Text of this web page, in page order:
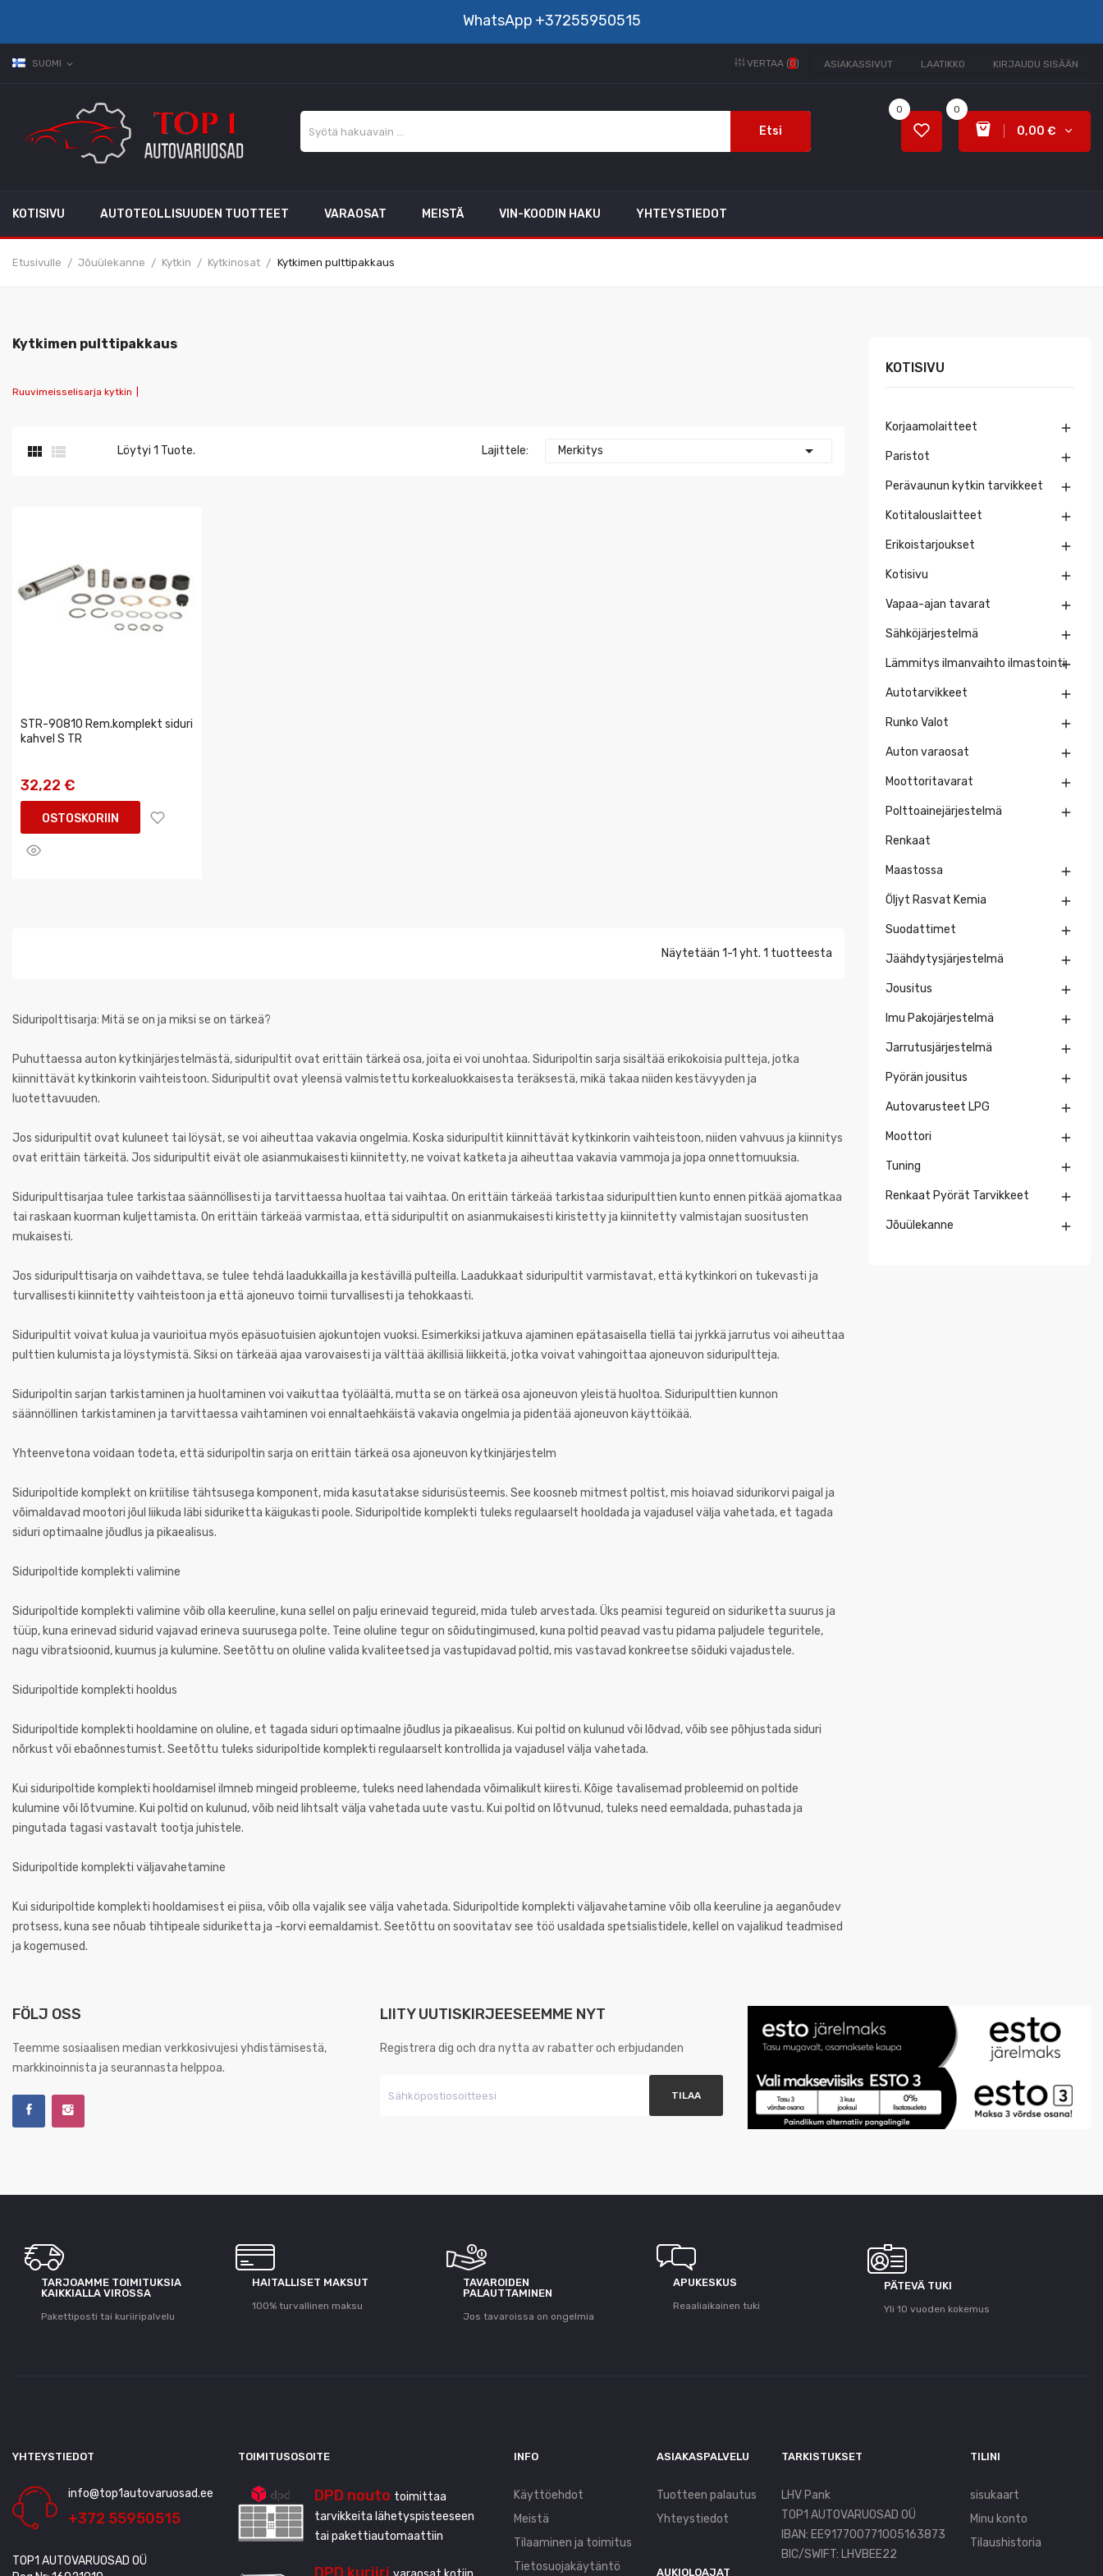
WhatsApp +37255950515
SUOMI expand_more ASIAKASSIVUT LAATIKKO KIRJAUDU SISÄÄN
VERTAA (0)
Etsi
0
0,00 €
0
KOTISIVU AUTOTEOLLISUUDEN TUOTTEET VARAOSAT MEISTÄ VIN-KOODIN HAKU YHTEYSTIEDOT
Etusivulle Jõuülekanne Kytkin Kytkinosat Kytkimen pulttipakkaus
Kytkimen pulttipakkaus
Ruuvimeisselisarja kytkin
  Löytyi 1 Tuote. Lajittele: Merkitys 
STR-90810 Rem.komplekt siduri
kahvel S TR
32,22 €
OSTOSKORIIN
Näytetään 1-1 yht. 1 tuotteesta
Siduripolttisarja: Mitä se on ja miksi se on tärkeä?
Puhuttaessa auton kytkinjärjestelmästä, siduripultit ovat erittäin tärkeä osa, joita ei voi unohtaa. Siduripoltin sarja sisältää erikokoisia pultteja, jotka
kiinnittävät kytkinkorin vaihteistoon. Siduripultit ovat yleensä valmistettu korkealuokkaisesta teräksestä, mikä takaa niiden kestävyyden ja
luotettavuuden.
Jos siduripultit ovat kuluneet tai löysät, se voi aiheuttaa vakavia ongelmia. Koska siduripultit kiinnittävät kytkinkorin vaihteistoon, niiden vahvuus ja kiinnitys
ovat erittäin tärkeitä. Jos siduripultit eivät ole asianmukaisesti kiinnitetty, ne voivat katketa ja aiheuttaa vakavia vammoja ja jopa onnettomuuksia.
Siduripulttisarjaa tulee tarkistaa säännöllisesti ja tarvittaessa huoltaa tai vaihtaa. On erittäin tärkeää tarkistaa siduripulttien kunto ennen pitkää ajomatkaa
tai raskaan kuorman kuljettamista. On erittäin tärkeää varmistaa, että siduripultit on asianmukaisesti kiristetty ja kiinnitetty valmistajan suositusten
mukaisesti.
Jos siduripulttisarja on vaihdettava, se tulee tehdä laadukkailla ja kestävillä pulteilla. Laadukkaat siduripultit varmistavat, että kytkinkori on tukevasti ja
turvallisesti kiinnitetty vaihteistoon ja että ajoneuvo toimii turvallisesti ja tehokkaasti.
Siduripultit voivat kulua ja vaurioitua myös epäsuotuisien ajokuntojen vuoksi. Esimerkiksi jatkuva ajaminen epätasaisella tiellä tai jyrkkä jarrutus voi aiheuttaa
pulttien kulumista ja löystymistä. Siksi on tärkeää ajaa varovaisesti ja välttää äkillisiä liikkeitä, jotka voivat vahingoittaa ajoneuvon siduripultteja.
Siduripoltin sarjan tarkistaminen ja huoltaminen voi vaikuttaa työläältä, mutta se on tärkeä osa ajoneuvon yleistä huoltoa. Siduripulttien kunnon
säännöllinen tarkistaminen ja tarvittaessa vaihtaminen voi ennaltaehkäistä vakavia ongelmia ja pidentää ajoneuvon käyttöikää.
Yhteenvetona voidaan todeta, että siduripoltin sarja on erittäin tärkeä osa ajoneuvon kytkinjärjestelm
Siduripoltide komplekt on kriitilise tähtsusega komponent, mida kasutatakse sidurisüsteemis. See koosneb mitmest poltist, mis hoiavad sidurikorvi paigal ja
võimaldavad mootori jõul liikuda läbi siduriketta käigukasti poole. Siduripoltide komplekti tuleks regulaarselt hooldada ja vajadusel välja vahetada, et tagada
siduri optimaalne jõudlus ja pikaealisus.
Siduripoltide komplekti valimine
Siduripoltide komplekti valimine võib olla keeruline, kuna sellel on palju erinevaid tegureid, mida tuleb arvestada. Üks peamisi tegureid on siduriketta suurus ja
tüüp, kuna erinevad sidurid vajavad erineva suurusega polte. Teine oluline tegur on sõidutingimused, kuna poltid peavad vastu pidama paljudele teguritele,
nagu vibratsioonid, kuumus ja kulumine. Seetõttu on oluline valida kvaliteetsed ja vastupidavad poltid, mis vastavad konkreetse sõiduki vajadustele.
Siduripoltide komplekti hooldus
Siduripoltide komplekti hooldamine on oluline, et tagada siduri optimaalne jõudlus ja pikaealisus. Kui poltid on kulunud või lõdvad, võib see põhjustada siduri
nõrkust või ebaõnnestumist. Seetõttu tuleks siduripoltide komplekti regulaarselt kontrollida ja vajadusel välja vahetada.
Kui siduripoltide komplekti hooldamisel ilmneb mingeid probleeme, tuleks need lahendada võimalikult kiiresti. Kõige tavalisemad probleemid on poltide
kulumine või lõtvumine. Kui poltid on kulunud, võib neid lihtsalt välja vahetada uute vastu. Kui poltid on lõtvunud, tuleks need eemaldada, puhastada ja
pingutada tagasi vastavalt tootja juhistele.
Siduripoltide komplekti väljavahetamine
Kui siduripoltide komplekti hooldamisest ei piisa, võib olla vajalik see välja vahetada. Siduripoltide komplekti väljavahetamine võib olla keeruline ja aeganõudev
protsess, kuna see nõuab tihtipeale siduriketta ja -korvi eemaldamist. Seetõttu on soovitatav see töö usaldada spetsialistidele, kellel on vajalikud teadmised
ja kogemused.
KOTISIVU
Korjaamolaitteet 
Paristot 
Perävaunun kytkin tarvikkeet 
Kotitalouslaitteet 
Erikoistarjoukset 
Kotisivu 
Vapaa-ajan tavarat 
Sähköjärjestelmä 
Lämmitys ilmanvaihto ilmastointi
Autotarvikkeet 
Runko Valot 
Auton varaosat 
Moottoritavarat 
Polttoainejärjestelmä 
Renkaat
Maastossa 
Öljyt Rasvat Kemia 
Suodattimet 
Jäähdytysjärjestelmä 
Jousitus 
Imu Pakojärjestelmä 
Jarrutusjärjestelmä 
Pyörän jousitus 
Autovarusteet LPG 
Moottori 
Tuning 
Renkaat Pyörät Tarvikkeet 
Jõuülekanne 
FÖLJ OSS
Teemme sosiaalisen median verkkosivujesi yhdistämisestä,
markkinoinnista ja seurannasta helppoa.
LIITY UUTISKIRJEESEEMME NYT
Registrera dig och dra nytta av rabatter och erbjudanden
TARJOAMME TOIMITUKSIA
KAIKKIALLA VIROSSA
Pakettiposti tai kuriiripalvelu
HAITALLISET MAKSUT
100% turvallinen maksu
TAVAROIDEN
PALAUTTAMINEN
Jos tavaroissa on ongelmia
APUKESKUS
Reaaliaikainen tuki
PÄTEVÄ TUKI
Yli 10 vuoden kokemus
YHTEYSTIEDOT
info@top1autovaruosad.ee
+372 55950515
TOP1 AUTOVARUOSAD OÜ
TOIMITUSOSOITE
DPD nouto toimittaa
tarvikkeita lähetyspisteeseen
tai pakettiautomaattiin
INFO
Käyttöehdot
Meistä
Tilaaminen ja toimitus
Tietosuojakäytäntö
ASIAKASPALVELU
Tuotteen palautus
Yhteystiedot
TARKISTUKSET
LHV Pank
TOP1 AUTOVARUOSAD OÜ
IBAN: EE917700771005163873
BIC/SWIFT: LHVBEE22
TILINI
sisukaart
Minu konto
Tilaushistoria
AUKIOLOAJAT